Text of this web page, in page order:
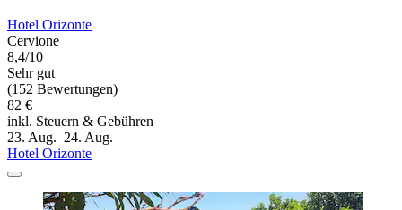
Hotel Orizonte
Cervione
8,4/10
Sehr gut
(152 Bewertungen)
82 €
inkl. Steuern & Gebühren
23. Aug.–24. Aug.
Hotel Orizonte